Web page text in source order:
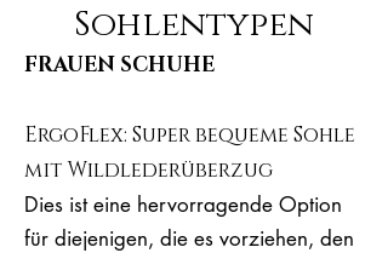
Sohlentypen
FRAUEN SCHUHE
ErgoFlex: Super bequeme Sohle
mit Wildlederüberzug
Dies ist eine hervorragende Option
für diejenigen, die es vorziehen, den